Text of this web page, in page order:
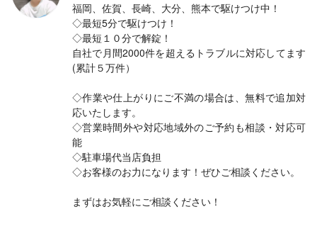
福岡、佐賀、長崎、大分、熊本で駆けつけ中！
◇最短5分で駆けつけ！
◇最短１０分で解錠！
自社で月間2000件を超えるトラブルに対応してます
(累計５万件）
◇作業や仕上がりにご不満の場合は、無料で追加対
応いたします。
◇営業時間外や対応地域外のご予約も相談・対応可
能
◇駐車場代当店負担
◇お客様のお力になります！ぜひご相談ください。
まずはお気軽にご相談ください！